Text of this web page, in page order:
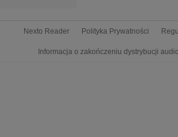
Nexto Reader Polityka Prywatności
Informacja o zakończeniu dystrybucji